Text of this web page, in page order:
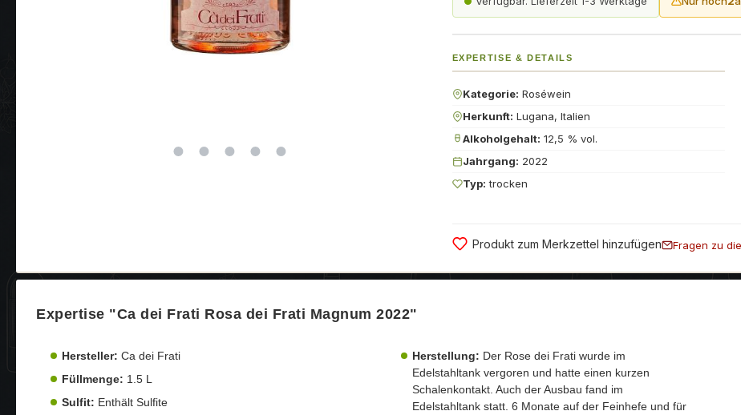
EXPERTISE & DETAILS
Kategorie: Roséwein
Herkunft: Lugana, Italien
Alkoholgehalt: 12,5 % vol.
Jahrgang: 2022
Typ: trocken
Produkt zum Merkzettel hinzufügen Fragen zu
Expertise "Ca dei Frati Rosa dei Frati Magnum 2022"
Hersteller: Ca dei Frati
Füllmenge: 1.5 L
Sulfit: Enthält Sulfite
Herstellung: Der Rose dei Frati wurde im
Edelstahltank vergoren und hatte einen kurzen
Schalenkontakt. Auch der Ausbau fand im
Edelstahltank statt. 6 Monate auf der Feinhefe und für